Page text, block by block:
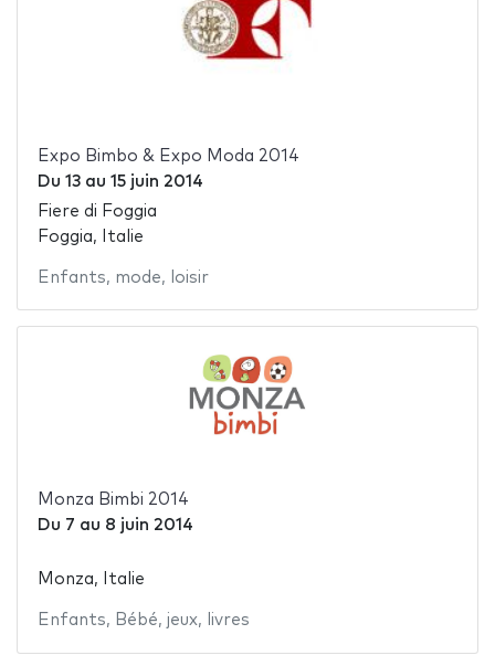
Expo Bimbo & Expo Moda 2014
Du 13au 15 juin 2014
Fiere di Foggia
Foggia, Italie
Enfants, mode, loisir
Monza Bimbi 2014
Du 7 au 8 juin 2014
Monza, Italie
Enfants, Bébé, jeux, livres